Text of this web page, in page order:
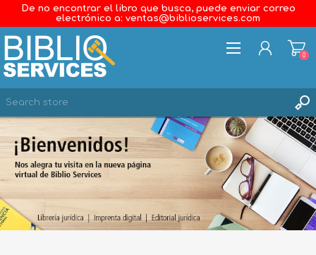
De no encontrar el libro que busca, puede enviar correo
electrónico a: ventas@biblioservices.com
LOG IN
WISHLIST
0